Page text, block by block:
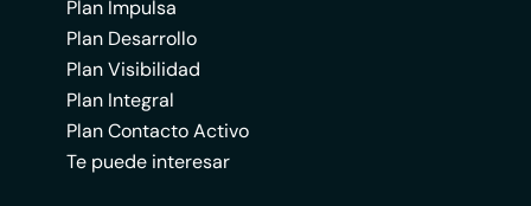
Plan Impulsa
Plan Desarrollo
Plan Visibilidad
Plan Integral
Plan Contacto Activo
Te puede interesar